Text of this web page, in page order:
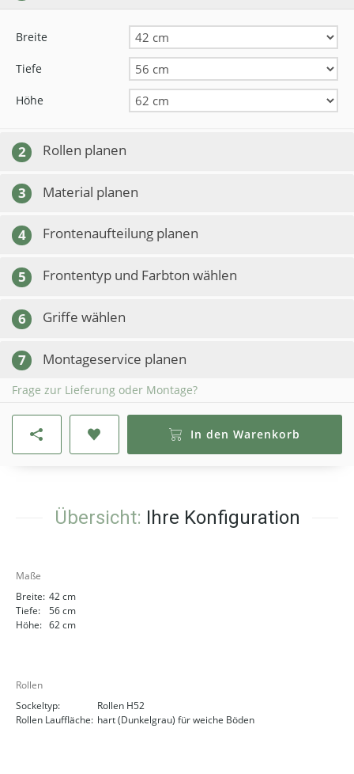
Breite
Tiefe
Höhe
2 Rollen planen
3 Material planen
4 Frontenaufteilung planen
5 Frontentyp und Farbton wählen
6 Griffe wählen
7 Montageservice planen
Frage zur Lieferung oder Montage?
In den Warenkorb
Übersicht: Ihre Konfiguration
Maße
Breite: 42 cm
Tiefe:
56 cm
Höhe: 62 cm
Rollen
Sockeltyp:
Rollen H52
Rollen Lauffläche: hart (Dunkelgrau) für weiche Böden